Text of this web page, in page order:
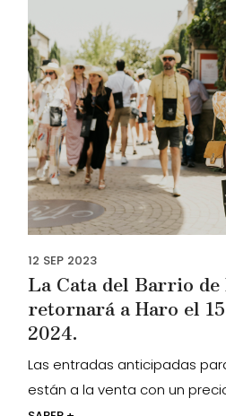
12 SEP 2023
La Cata del Barrio
retornará a Haro el
2024.
Las entradas anticipadas
están a la venta con un